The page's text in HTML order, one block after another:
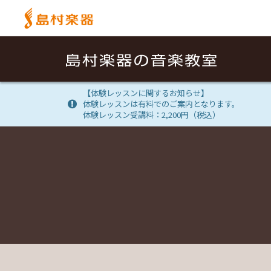
【体験レッスンに関するお知らせ】
体験レッスンは有料でのご案内となります。
体験レッスン受講料：2,200円（税込）